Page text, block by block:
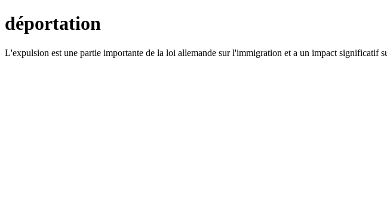
déportation
L'expulsion est une partie importante de la loi allemande sur l'immigration et a un impact significatif